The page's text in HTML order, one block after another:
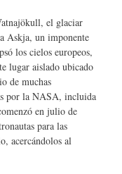
el glaciar
Askja, un imponente
los cielos europeos,
lugar aislado ubicado
de muchas
por la NASA, incluida
en julio de
para las
acercándolos al